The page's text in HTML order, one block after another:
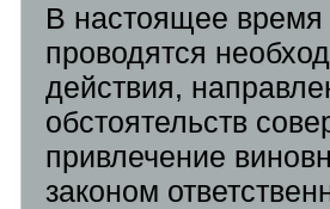
В настоящее время
проводятся
действия,
обстоятельств
привлечение
законом